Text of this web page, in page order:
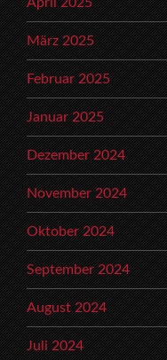
März 2025
Februar 2025
Januar 2025
Dezember 2024
November 2024
Oktober 2024
September 2024
August 2024
Juli 2024